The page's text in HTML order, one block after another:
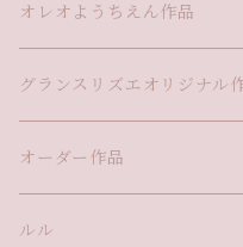
オレオようちえん作品
グランスリズエオリジナル
オーダー作品
ルル